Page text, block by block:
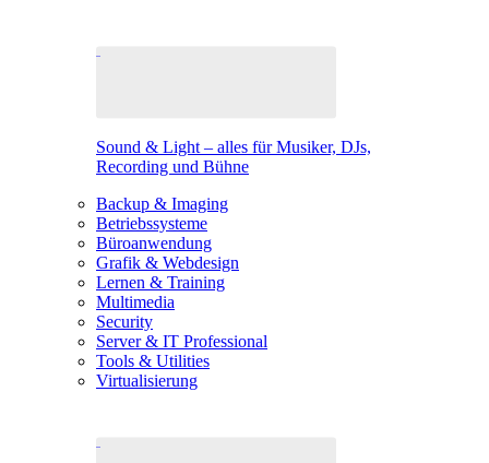
Sound & Light – alles für Musiker, DJs,
Recording und Bühne
Backup & Imaging
Betriebssysteme
Büroanwendung
Grafik & Webdesign
Lernen & Training
Multimedia
Security
Server & IT Professional
Tools & Utilities
Virtualisierung